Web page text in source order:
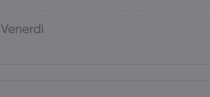
Venerdì